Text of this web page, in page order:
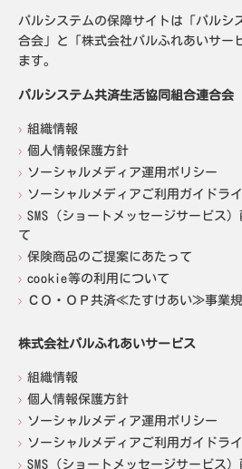
パルシステムの保障サイトは「パルシ
合会」と「株式会社パルふれあいサー
ます。
パルシステム共済生活協同組合連合会
組織情報
個人情報保護方針
ソーシャルメディア運用ポリシー
ソーシャルメディアご利用ガイドラ
SMS（ショートメッセージサービス
て
保険商品のご提案にあたって
cookie等の利用について
ＣＯ・ＯＰ共済≪たすけあい≫事業規
株式会社パルふれあいサービス
組織情報
個人情報保護方針
ソーシャルメディア運用ポリシー
ソーシャルメディアご利用ガイドラ
SMS（ショートメッセージサービス